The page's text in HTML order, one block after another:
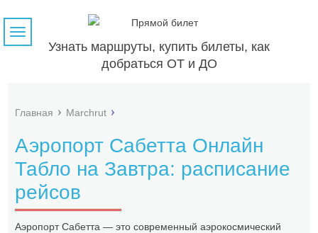
Узнать маршруты, купить билеты, как
добраться ОТ и ДО
Навигация
Главная Marchrut
Аэропорт Сабетта Онлайн
Табло на Завтра: расписание
рейсов
Аэропорт Сабетта — это современный аэрокосмический